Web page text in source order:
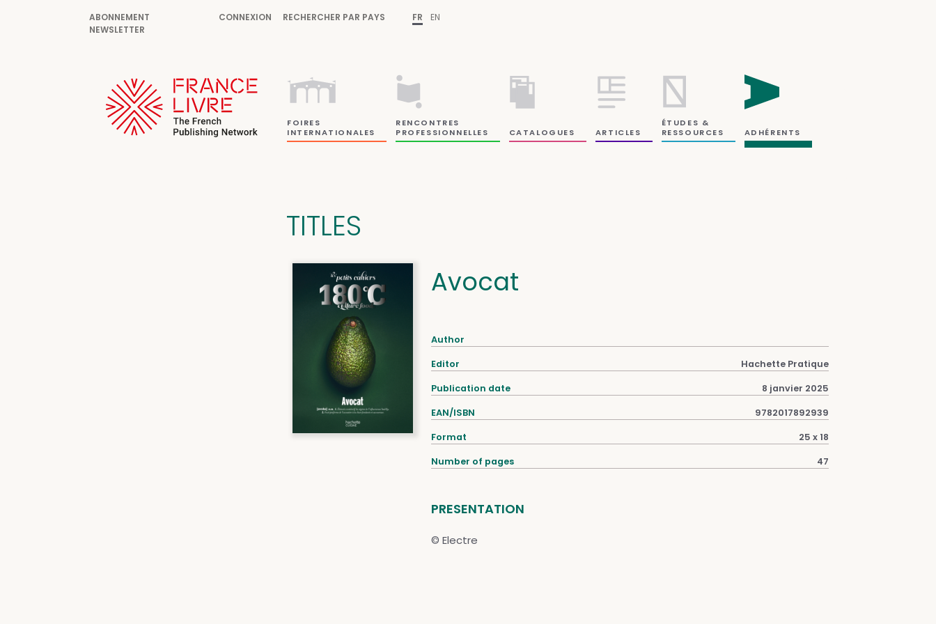
ABONNEMENT
NEWSLETTER
CONNEXION RECHERCHER PAR PAYS FR EN
FOIRES
INTERNATIONALES
RENCONTRES
PROFESSIONNELLES
CATALOGUES ARTICLES
ÉTUDES &
RESSOURCES
ADHÉRENTS
TITLES
Avocat
Author
Editor Hachette Pratique
Publication date 8 janvier 2025
EAN/ISBN 9782017892939
Format 25 x 18
Number of pages 47
PRESENTATION
© Electre